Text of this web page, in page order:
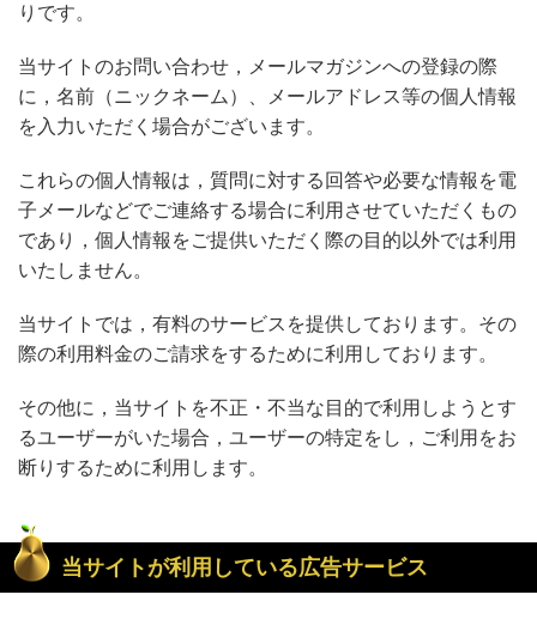
りです。
当サイトのお問い合わせ，メールマガジンへの登録の際
に，名前（ニックネーム）、メールアドレス等の個人情報
を入力いただく場合がございます。
これらの個人情報は，質問に対する回答や必要な情報を電
子メールなどでご連絡する場合に利用させていただくもの
であり，個人情報をご提供いただく際の目的以外では利用
いたしません。
当サイトでは，有料のサービスを提供しております。その
際の利用料金のご請求をするために利用しております。
その他に，当サイトを不正・不当な目的で利用しようとす
るユーザーがいた場合，ユーザーの特定をし，ご利用をお
断りするために利用します。
当サイトが利用している広告サービス